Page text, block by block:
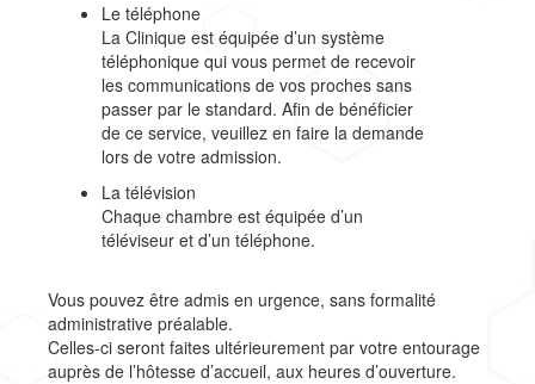
Le téléphone
La Clinique est équipée d’un système
téléphonique qui vous permet de recevoir
les communications de vos proches sans
passer par le standard. Afin de bénéficier
de ce service, veuillez en faire la demande
lors de votre admission.
La télévision
Chaque chambre est équipée d’un
téléviseur et d’un téléphone.
Vous pouvez être admis en urgence, sans formalité
administrative préalable.
Celles-ci seront faites ultérieurement par votre entourage
auprès de l’hôtesse d’accueil, aux heures d’ouverture.